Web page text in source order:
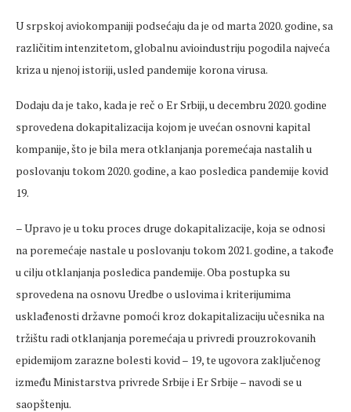
U srpskoj aviokompaniji podsećaju da je od marta 2020. godine, sa
različitim intenzitetom, globalnu avioindustriju pogodila najveća
kriza u njenoj istoriji, usled pandemije korona virusa.
Dodaju da je tako, kada je reč o Er Srbiji, u decembru 2020. godine
sprovedena dokapitalizacija kojom je uvećan osnovni kapital
kompanije, što je bila mera otklanjanja poremećaja nastalih u
poslovanju tokom 2020. godine, a kao posledica pandemije kovid
19.
– Upravo je u toku proces druge dokapitalizacije, koja se odnosi
na poremećaje nastale u poslovanju tokom 2021. godine, a takođe
u cilju otklanjanja posledica pandemije. Oba postupka su
sprovedena na osnovu Uredbe o uslovima i kriterijumima
usklađenosti državne pomoći kroz dokapitalizaciju učesnika na
tržištu radi otklanjanja poremećaja u privredi prouzrokovanih
epidemijom zarazne bolesti kovid – 19, te ugovora zaključenog
između Ministarstva privrede Srbije i Er Srbije – navodi se u
saopštenju.